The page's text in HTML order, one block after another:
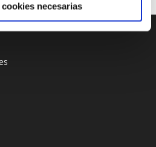
necesarias